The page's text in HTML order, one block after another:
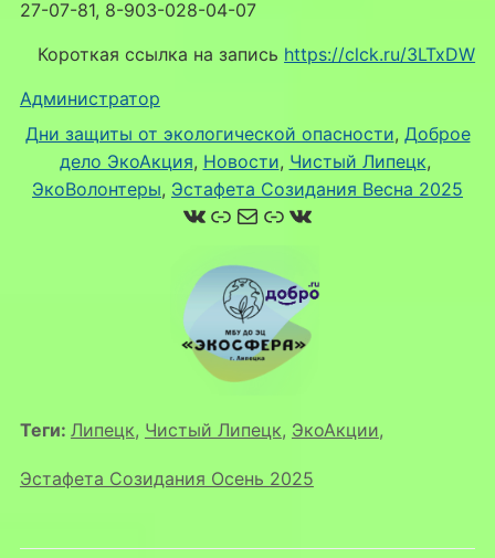
27-07-81, 8-903-028-04-07
Короткая ссылка на запись https://clck.ru/3LTxDW
Администратор
Дни защиты от экологической опасности, Доброе
дело ЭкоАкция, Новости, Чистый Липецк
ЭкоВолонтеры, Эстафета Созидания Весна 2025
ВКонтакте
Ссылка
Почта
Ссылка
ВКонтакте
Теги: Липецк, Чистый Липецк, ЭкоАкции,
Эстафета Созидания Осень 2025